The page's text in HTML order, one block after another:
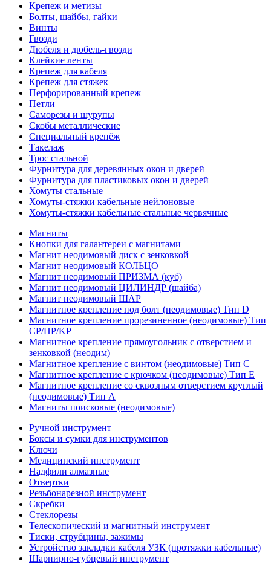
Крепеж и метизы
Болты, шайбы, гайки
Винты
Гвозди
Дюбеля и дюбель-гвозди
Клейкие ленты
Крепеж для кабеля
Крепеж для стяжек
Перфорированный крепеж
Петли
Саморезы и шурупы
Скобы металлические
Специальный крепёж
Такелаж
Трос стальной
Фурнитура для деревянных окон и дверей
Фурнитура для пластиковых окон и дверей
Хомуты стальные
Хомуты-стяжки кабельные нейлоновые
Хомуты-стяжки кабельные стальные червячные
Магниты
Кнопки для галантереи с магнитами
Магнит неодимовый диск с зенковкой
Магнит неодимовый КОЛЬЦО
Магнит неодимовый ПРИЗМА (куб)
Магнит неодимовый ЦИЛИНДР (шайба)
Магнит неодимовый ШАР
Магнитное крепление под болт (неодимовые) Тип D
Магнитное крепление прорезиненное (неодимовые) Тип
CP/HP/KP
Магнитное крепление прямоугольник с отверстием и
зенковкой (неодим)
Магнитное крепление с винтом (неодимовые) Тип С
Магнитное крепление с крючком (неодимовые) Тип Е
Магнитное крепление со сквозным отверстием круглый
(неодимовые) Тип А
Магниты поисковые (неодимовые)
Ручной инструмент
Боксы и сумки для инструментов
Ключи
Медицинский инструмент
Надфили алмазные
Отвертки
Резьбонарезной инструмент
Скребки
Стеклорезы
Телескопический и магнитный инструмент
Тиски, струбцины, зажимы
Устройство закладки кабеля УЗК (протяжки кабельные)
Шарнирно-губцевый инструмент